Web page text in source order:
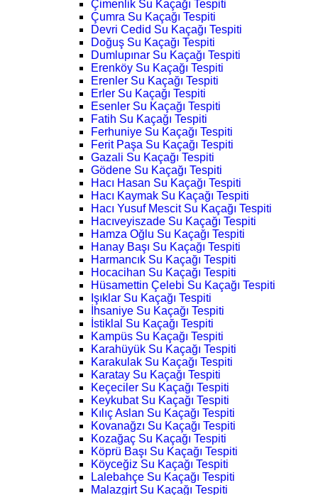
Çimenlik Su Kaçağı Tespiti
Çumra Su Kaçağı Tespiti
Devri Cedid Su Kaçağı Tespiti
Doğuş Su Kaçağı Tespiti
Dumlupınar Su Kaçağı Tespiti
Erenköy Su Kaçağı Tespiti
Erenler Su Kaçağı Tespiti
Erler Su Kaçağı Tespiti
Esenler Su Kaçağı Tespiti
Fatih Su Kaçağı Tespiti
Ferhuniye Su Kaçağı Tespiti
Ferit Paşa Su Kaçağı Tespiti
Gazali Su Kaçağı Tespiti
Gödene Su Kaçağı Tespiti
Hacı Hasan Su Kaçağı Tespiti
Hacı Kaymak Su Kaçağı Tespiti
Hacı Yusuf Mescit Su Kaçağı Tespiti
Hacıveyiszade Su Kaçağı Tespiti
Hamza Oğlu Su Kaçağı Tespiti
Hanay Başı Su Kaçağı Tespiti
Harmancık Su Kaçağı Tespiti
Hocacihan Su Kaçağı Tespiti
Hüsamettin Çelebi Su Kaçağı Tespiti
Işıklar Su Kaçağı Tespiti
İhsaniye Su Kaçağı Tespiti
İstiklal Su Kaçağı Tespiti
Kampüs Su Kaçağı Tespiti
Karahüyük Su Kaçağı Tespiti
Karakulak Su Kaçağı Tespiti
Karatay Su Kaçağı Tespiti
Keçeciler Su Kaçağı Tespiti
Keykubat Su Kaçağı Tespiti
Kılıç Aslan Su Kaçağı Tespiti
Kovanağzı Su Kaçağı Tespiti
Kozağaç Su Kaçağı Tespiti
Köprü Başı Su Kaçağı Tespiti
Köyceğiz Su Kaçağı Tespiti
Lalebahçe Su Kaçağı Tespiti
Malazgirt Su Kaçağı Tespiti